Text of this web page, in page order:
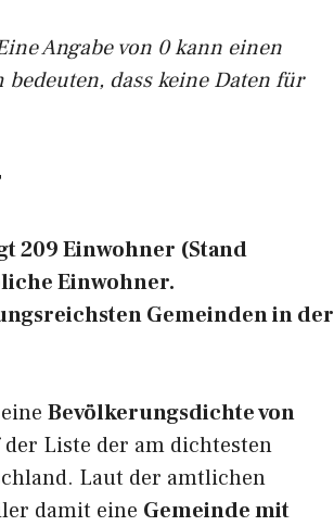
Angabe von 0 kann einen
dass keine Daten für
209 Einwohner (Stand
Einwohner.
Gemeinden in der
Bevölkerungsdichte von
Liste der am dichtesten
Laut der amtlichen
damit eine Gemeinde mit